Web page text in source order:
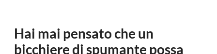
Hai mai pensato che un
bicchiere di spumante possa